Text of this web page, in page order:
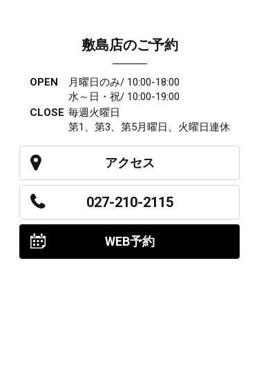
敷島店のご予約
OPEN
月曜日のみ/ 10:00-18:00
水～日・祝/ 10:00-19:00
CLOSE 毎週火曜日
第1、第3、第5月曜日、火曜日連休
アクセス
027-210-2115
WEB予約